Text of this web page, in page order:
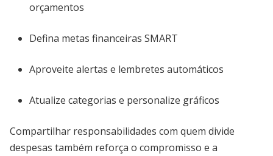
orçamentos
Defina metas financeiras SMART
Aproveite alertas e lembretes automáticos
Atualize categorias e personalize gráficos
Compartilhar responsabilidades com quem divide
despesas também reforça o compromisso e a